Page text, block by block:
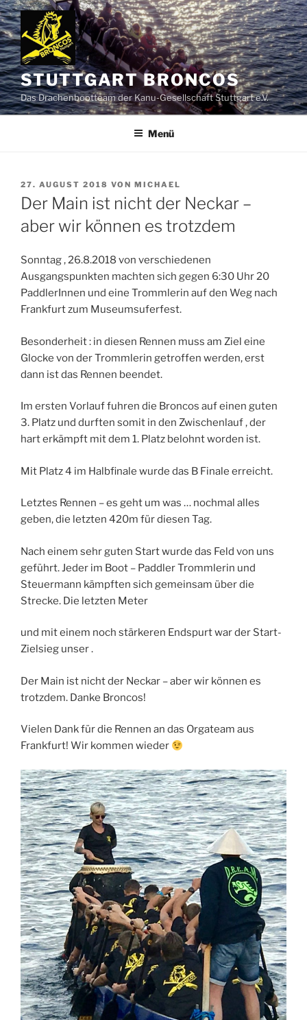
Zum
Inhalt
springen
STUTTGART BRONCOS
Das Drachenbootteam der Kanu-Gesellschaft Stuttgart e.V.
Menü
VERÖFFENTLICHT
AM
27. AUGUST 2018 VON MICHAEL
Der Main ist nicht der Neckar –
aber wir können es trotzdem
Sonntag , 26.8.2018 von verschiedenen
Ausgangspunkten machten sich gegen 6:30 Uhr 20
PaddlerInnen und eine Trommlerin auf den Weg nach
Frankfurt zum Museumsuferfest.
Besonderheit : in diesen Rennen muss am Ziel eine
Glocke von der Trommlerin getroffen werden, erst
dann ist das Rennen beendet.
Im ersten Vorlauf fuhren die Broncos auf einen guten
3. Platz und durften somit in den Zwischenlauf , der
hart erkämpft mit dem 1. Platz belohnt worden ist.
Mit Platz 4 im Halbfinale wurde das B Finale erreicht.
Letztes Rennen – es geht um was … nochmal alles
geben, die letzten 420m für diesen Tag.
Nach einem sehr guten Start wurde das Feld von uns
geführt. Jeder im Boot – Paddler Trommlerin und
Steuermann kämpften sich gemeinsam über die
Strecke. Die letzten Meter
und mit einem noch stärkeren Endspurt war der Start-
Zielsieg unser .
Der Main ist nicht der Neckar – aber wir können es
trotzdem. Danke Broncos!
Vielen Dank für die Rennen an das Orgateam aus
Frankfurt! Wir kommen wieder